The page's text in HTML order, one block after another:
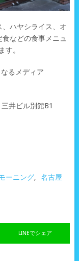
ハヤシライス、オ
などの食事メニュ
す。
るメディア
井ビル別館B1
ーニング,
名古屋
LINEでシェア